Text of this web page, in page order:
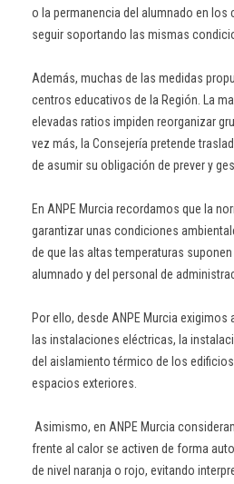
o la permanencia del alumnado en
seguir soportando las mismas
Además, muchas de las medidas
centros educativos de la Región. La
elevadas ratios impiden reorganizar
vez más, la Consejería pretende
de asumir su obligación de prever y
En ANPE Murcia recordamos que la
garantizar unas condiciones
de que las altas temperaturas
alumnado y del personal de
Por ello, desde ANPE Murcia
las instalaciones eléctricas, la
del aislamiento térmico de los
espacios exteriores.
Asimismo, en ANPE Murcia
frente al calor se activen de forma
de nivel naranja o rojo, evitando